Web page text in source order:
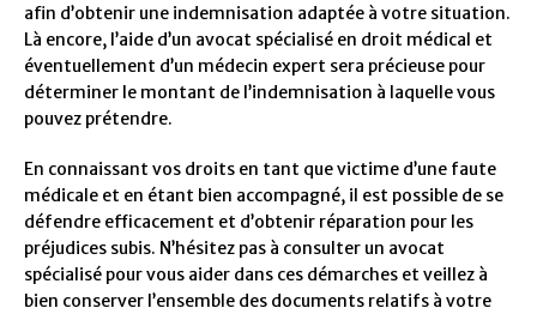
afin d’obtenir une indemnisation adaptée à votre situation.
Là encore, l’aide d’un avocat spécialisé en droit médical et
éventuellement d’un médecin expert sera précieuse pour
déterminer le montant de l’indemnisation à laquelle vous
pouvez prétendre.
En connaissant vos droits en tant que victime d’une faute
médicale et en étant bien accompagné, il est possible de se
défendre efficacement et d’obtenir réparation pour les
préjudices subis. N’hésitez pas à consulter un avocat
spécialisé pour vous aider dans ces démarches et veillez à
bien conserver l’ensemble des documents relatifs à votre